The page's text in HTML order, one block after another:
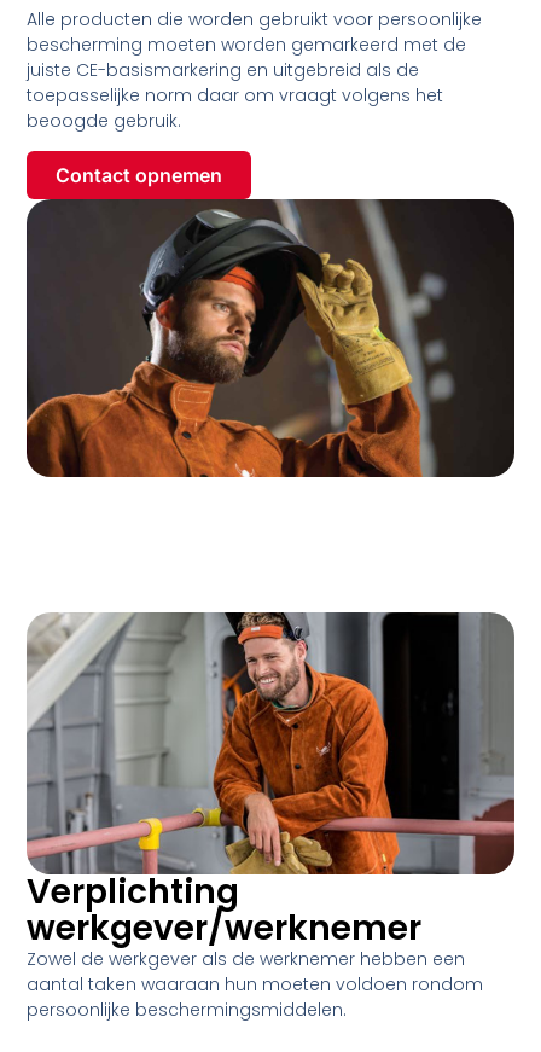
Alle producten die worden gebruikt voor persoonlijke
bescherming moeten worden gemarkeerd met de
juiste CE-basismarkering en uitgebreid als de
toepasselijke norm daar om vraagt volgens het
beoogde gebruik.
Contact opnemen
Verplichting
werkgever/werknemer
Zowel de werkgever als de werknemer hebben een
aantal taken waaraan hun moeten voldoen rondom
persoonlijke beschermingsmiddelen.